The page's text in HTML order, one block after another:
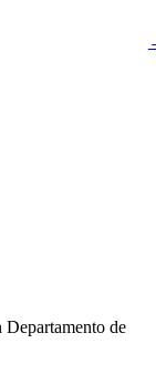
de